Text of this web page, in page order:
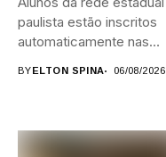
paulista estão inscritos
automaticamente nas
BY ELTON SPINA 06/08/2026